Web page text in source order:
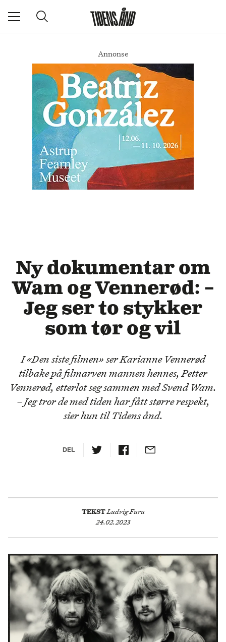
Annonse
Ny dokumentar om
Wam og Vennerød: –
Jeg ser to stykker
som tør og vil
I «Den siste filmen» ser Karianne Vennerød
tilbake på filmarven mannen hennes, Petter
Vennerød, etterlot seg sammen med Svend Wam.
– Jeg tror de med tiden har fått større respekt,
sier hun til Tidens ånd.
DEL
TEKSTLudvig Furu
24.02.2023